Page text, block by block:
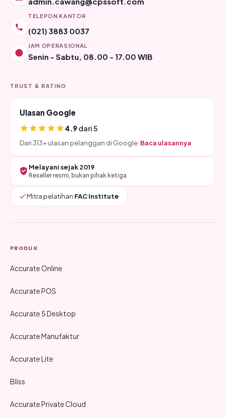
TELEPON KANTOR
(021) 3883 0037
JAM OPERASIONAL
Senin - Sabtu, 08.00 - 17.00 WIB
TRUST & RATING
Ulasan Google
4.9dari 5
Dari 313+ ulasan pelanggan di Google. Baca ulasannya
Melayani sejak 2019
Reseller resmi, bukan pihak ketiga
Mitra pelatihan FAC Institute
PRODUK
Accurate Online
Accurate POS
Accurate 5 Desktop
Accurate Manufaktur
Accurate Lite
Bliss
Accurate Private Cloud